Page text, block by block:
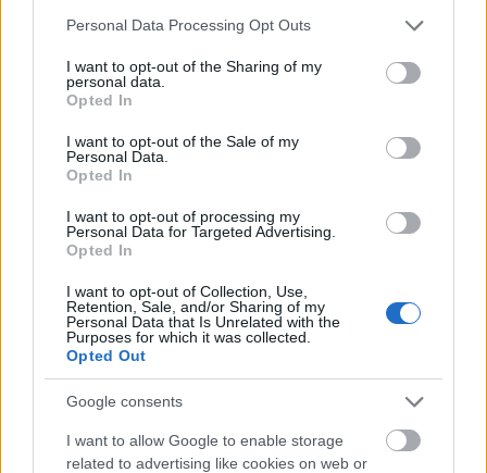
Please note that this website/app uses one or more Google
not limited to your visit or usage behaviour. You may click to
grant or deny consent to Google and its third-party tags to
use your data for below specified purposes in below Google
consent section.
Personal Data Processing Opt Outs
I want to opt-out of the Sharing of my
personal data.
Opted In
I want to opt-out of the Sale of my
Personal Data.
Opted In
I want to opt-out of processing my
Personal Data for Targeted Advertising.
Opted In
I want to opt-out of Collection, Use,
Retention, Sale, and/or Sharing of my
Personal Data that Is Unrelated with the
Purposes for which it was collected.
Opted Out
Google consents
I want to allow Google to enable storage
related to advertising like cookies on web or
Η σωματική δραστηριότητα ήταν επίσης ένα
ζήτημα. Το ένα τέταρτο της πιο παχύσαρκης
ομάδας δεν ασκήθηκε ποτέ, σε σύγκριση με το
15% της υγιούς ομάδας. Το μήνυμα να τρώτε πιο
υγιεινά και να ασκείστε, δεν είχε καμία επίδραση
Αυτό λοιπόν που είπαν οι ερευνητές ήταν πως η
ζήτησαν να γίνει μεγαλύτερη προσπάθεια για τον
προσδιορισμό των καλύτερων τρόπων
επικοινωνίας με τις ομάδες που έχουν αυξημένο
βάρος. Επίσης πρόσθεσαν πως η περισσότερη
γνώση και εκπαίδευση δεν αλλάζουν απαραίτητα τη
συμπεριφορά.
Γι αυτό και τα μηνύματα για την